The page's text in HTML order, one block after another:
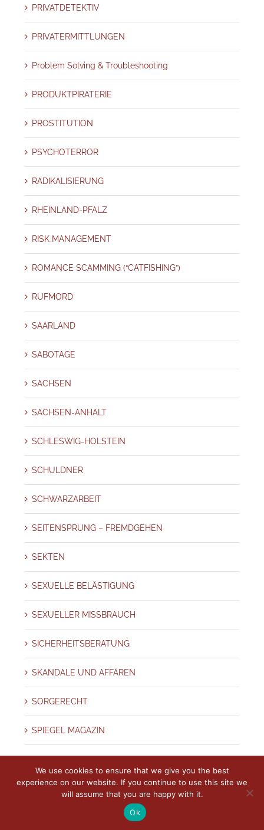
PRIVATDETEKTIV
PRIVATERMITTLUNGEN
Problem Solving & Troubleshooting
PRODUKTPIRATERIE
PROSTITUTION
PSYCHOTERROR
RADIKALISIERUNG
RHEINLAND-PFALZ
RISK MANAGEMENT
ROMANCE SCAMMING (“CATFISHING”)
RUFMORD
SAARLAND
SABOTAGE
SACHSEN
SACHSEN-ANHALT
SCHLESWIG-HOLSTEIN
SCHULDNER
SCHWARZARBEIT
SEITENSPRUNG – FREMDGEHEN
SEKTEN
SEXUELLE BELÄSTIGUNG
SEXUELLER MISSBRAUCH
SICHERHEITSBERATUNG
SKANDALE UND AFFÄREN
SORGERECHT
SPIEGEL MAGAZIN
Stadt
We use cookies to ensure that we give you the best
experience on our website. If you continue to use this site we
will assume that you are happy with it.
Ok